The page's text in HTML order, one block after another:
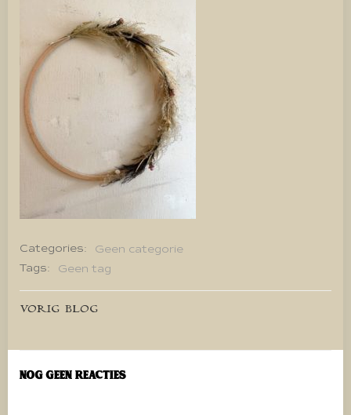
Categories:
Geen categorie
Tags:
Geen tag
Bericht
navigatie
VORIG BLOG
Nog geen reacties